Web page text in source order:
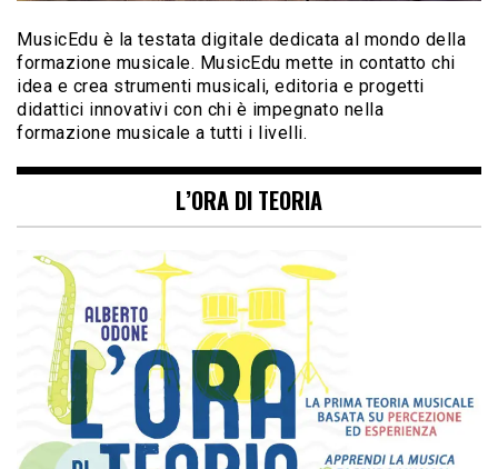
MusicEdu è la testata digitale dedicata al mondo della
formazione musicale. MusicEdu mette in contatto chi
idea e crea strumenti musicali, editoria e progetti
didattici innovativi con chi è impegnato nella
formazione musicale a tutti i livelli.
L’ORA DI TEORIA